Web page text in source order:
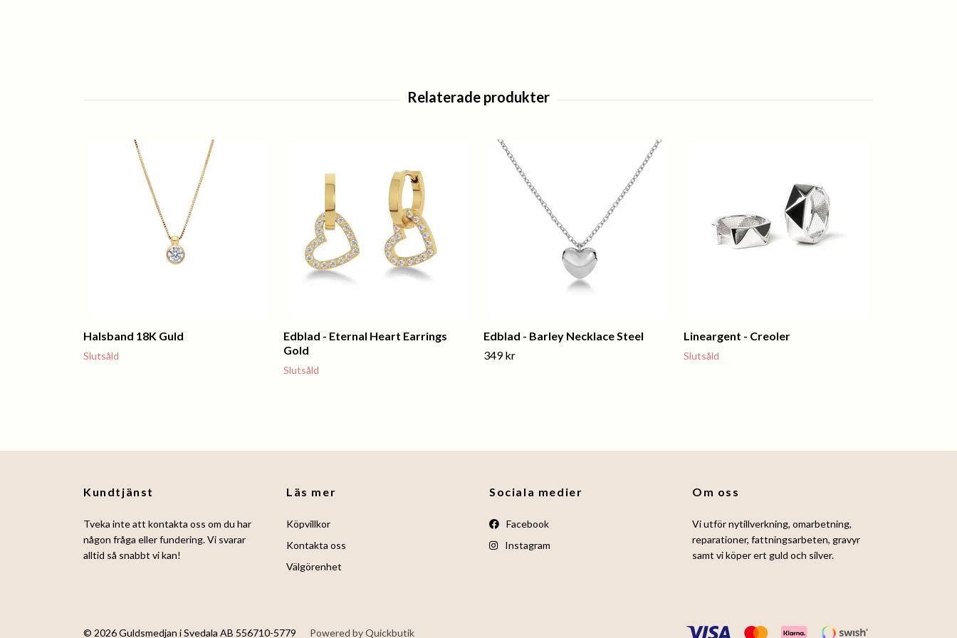
Halsband 18K Guld
Slutsåld
Edblad - Eternal Heart Earrings
Gold
Slutsåld
Edblad - Barley Necklace Steel
349 kr
Lineargent - Creoler
Slutsåld
Kundtjänst
Tveka inte att kontakta oss om du har
någon fråga eller fundering. Vi svarar
alltid så snabbt vi kan!
Läs mer
Köpvillkor
Kontakta oss
Välgörenhet
Sociala medier
Facebook
Instagram
Om oss
Vi utför nytillverkning, omarbetning,
reparationer, fattningsarbeten, gravyr
samt vi köper ert guld och silver.
© 2026 Guldsmedjan i Svedala AB 556710-5779 Powered by Quickbutik